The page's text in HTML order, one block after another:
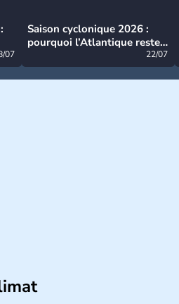
07
Saison cyclonique 2026 :
pourquoi l’Atlantique reste
22/07